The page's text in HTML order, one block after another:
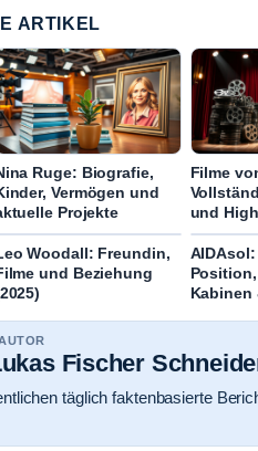
ARTIKEL
Ruge: Biografie,
Vermögen und
Projekte
Filme
und
Woodall: Freundin,
und Beziehung
Kabinen
Fischer
täglich faktenbasierte